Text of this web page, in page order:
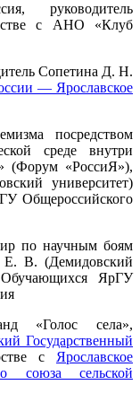
руководитель
с АНО «Клуб
Сопетина Д. Н.
— Ярославское
посредством
среде внутри
(Форум «РоссиЯ»),
университет)
Общероссийского
по научным боям
Е. В. (Демидовский
ЯрГУ
«Голос села»,
Государственный
с Ярославское
союза сельской